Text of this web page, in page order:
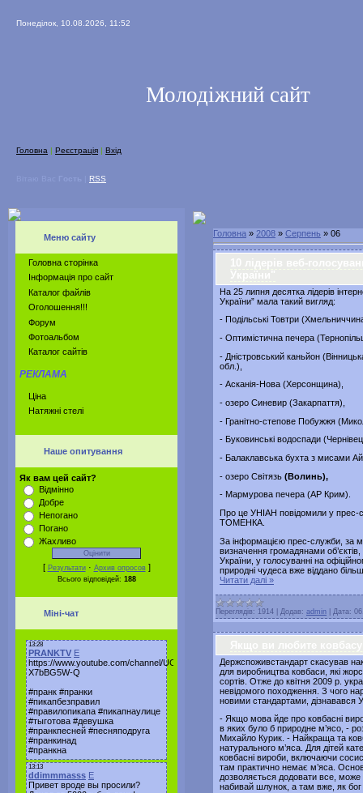
Понеділок, 10.08.2026, 11:52
Молодіжний сайт
Головна | Реєстрація | Вхід
RSS
Меню сайту
Головна сторінка
Інформація про сайт
Каталог файлів
Оголошення!!!
Форум
Фотоальбом
Каталог сайтів
РЕКЛАМА
Ціна
Натяжні стелі
Наше опитування
Як вам цей сайт?
Відмінно
Добре
Непогано
Погано
Жахливо
[ Результати· Архив опросов]
Всього відповідей: 188
Міні-чат
Головна » 2008 » Серпень » 06
На 25 липня десятка лідерів
України” мала такий вигляд:
- Подільські Товтри
- Оптимістична печера
- Дністровський каньйон
обл.),
- Асканія-Нова (Херсонщина),
- озеро Синевир (Закарпаття),
- Гранітно-степове Побужжя
- Буковинські водоспади
- Балаклавська бухта з мисами
- озеро Світязь (Волинь),
- Мармурова печера (АР Крим).
Про це УНІАН повідомили у прес-
ТОМЕНКА.
За інформацією прес-служби, за
визначення громадянами
України, у голосуванні на
природні чудеса вже віддано
Читати далі »
Переглядів: 1914 Додав: admin Дата:
Держспоживстандарт скасував
для виробництва ковбаси, які
сортів. Отже до квітня 2009 р.
невідомого походження. З чого
новими стандартами, дізнавався
- Якщо мова йде про ковбасні
в яких було б природне м’ясо, -
Михайло Курик. - Найкраща та
натурального м’яса. Для дітей
ковбасні вироби, включаючи
там практично немає м’яса.
дозволяється додовати все, може
набивай шлунок, а там вже, як бог